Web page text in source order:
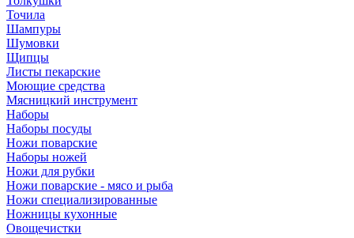
Точила
Шампуры
Шумовки
Щипцы
Листы пекарские
Моющие средства
Мясницкий инструмент
Наборы
Наборы посуды
Ножи поварские
Наборы ножей
Ножи для рубки
Ножи поварские - мясо и рыба
Ножи специализированные
Ножницы кухонные
Овощечистки